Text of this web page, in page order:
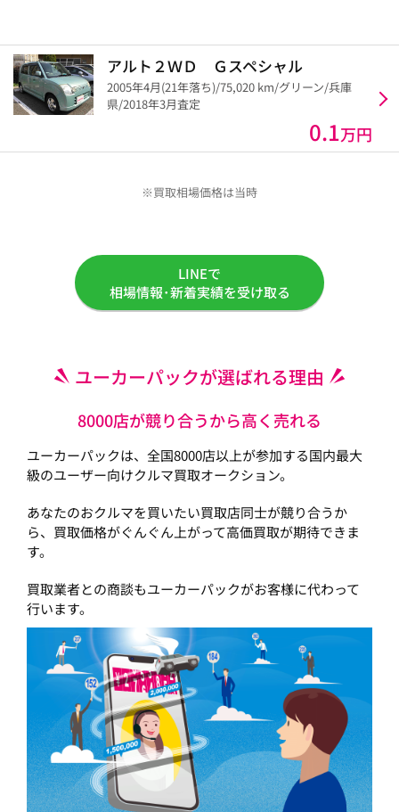
アルト２ＷＤ Ｇスペシャル
2005年4月(21年落ち)/75,020 km/グリーン/兵庫
県/2018年3月査定
0.1万円
※買取相場価格は当時
LINEで
相場情報･新着実績を受け取る
ユーカーパックが選ばれる理由
8000店が競り合うから高く売れる
ユーカーパックは、全国8000店以上が参加する国内最大
級のユーザー向けクルマ買取オークション。
あなたのおクルマを買いたい買取店同士が競り合うか
ら、買取価格がぐんぐん上がって高価買取が期待できま
す。
買取業者との商談もユーカーパックがお客様に代わって
行います。